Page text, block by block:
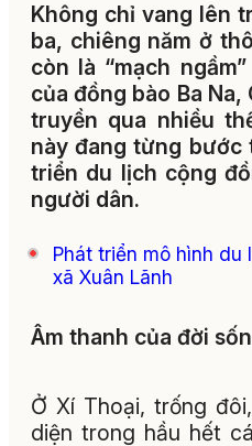
Không chỉ vang lên
ba, chiêng năm ở
còn là “mạch
của đồng bào Ba
truyền qua nhiều
này đang từng bước
triển du lịch cộng
người dân.
Phát triển mô hình
xã Xuân Lãnh
Âm thanh của đời
Ở Xí Thoại, trống
diện trong hầu hết